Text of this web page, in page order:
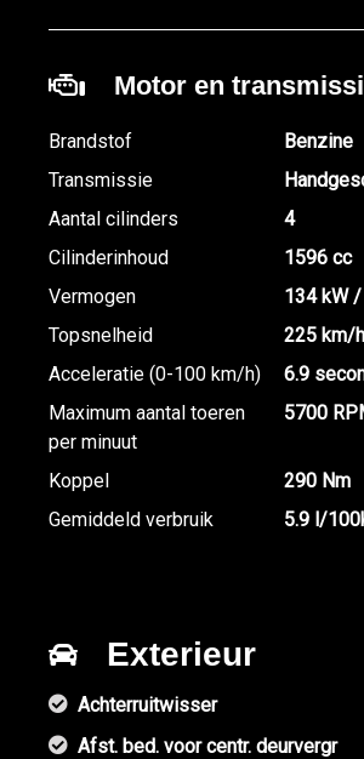
Motor en
Brandstof
Benzine
Transmissie
Aantal cilinders
4
Cilinderinhoud
1596 cc
Vermogen
134 kW
Topsnelheid
225 km/h
Acceleratie (0-100 km/h)
6.9
Maximum aantal toeren
per minuut
5700
Koppel
290 Nm
Gemiddeld verbruik
5.9 l/
Exterieur
Achterruitwisser
Afst. bed. voor centr. deurvergr